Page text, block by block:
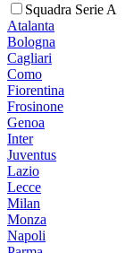
Squadra Serie A
Atalanta
Bologna
Cagliari
Como
Fiorentina
Frosinone
Genoa
Inter
Juventus
Lazio
Lecce
Milan
Monza
Napoli